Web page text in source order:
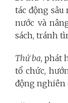
tác động
nước và
sách, tránh
Thứ ba, phát
tổ chức,
động nghiên